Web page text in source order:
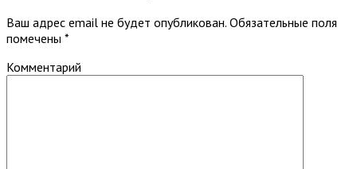
Ваш адрес email не будет опубликован. Обязательные поля
помечены *
Комментарий